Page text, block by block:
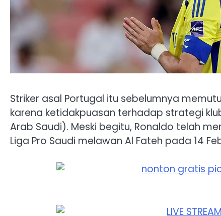
Striker asal Portugal itu sebelumnya
karena ketidakpuasan terhadap strategi
Arab Saudi). Meski begitu, Ronaldo telah
Liga Pro Saudi melawan Al Fateh pada 14